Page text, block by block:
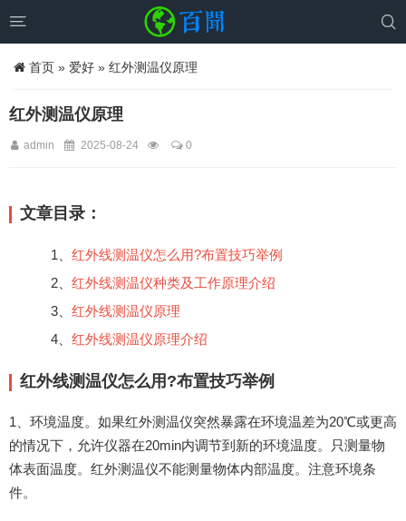
 
首页 » 爱好 » 红外测温仪原理
红外测温仪原理
admin 2025-08-24 0
文章目录：
1、 红外线测温仪怎么用?布置技巧举例
2、 红外线测温仪种类及工作原理介绍
3、 红外线测温仪原理
4、 红外线测温仪原理介绍
红外线测温仪怎么用?布置技巧举例
1、环境温度。如果红外测温仪突然暴露在环境温差为20℃或更高
的情况下，允许仪器在20min内调节到新的环境温度。只测量物
体表面温度。红外测温仪不能测量物体内部温度。注意环境条
件。